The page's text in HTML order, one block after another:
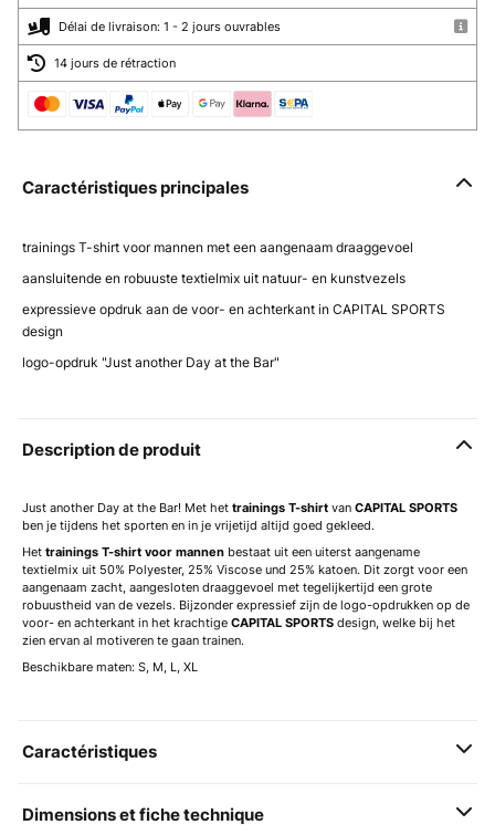
Délai de livraison: 1 - 2 jours ouvrables
14 jours de rétraction
Caractéristiques principales
trainings T-shirt voor mannen met een aangenaam draaggevoel
aansluitende en robuuste textielmix uit natuur- en kunstvezels
expressieve opdruk aan de voor- en achterkant in CAPITAL SPORTS
design
logo-opdruk "Just another Day at the Bar"
Description de produit
Just another Day at the Bar! Met het trainings T-shirt van CAPITAL SPORTS
ben je tijdens het sporten en in je vrijetijd altijd goed gekleed.
Het trainings T-shirt voor mannen bestaat uit een uiterst aangename
textielmix uit 50% Polyester, 25% Viscose und 25% katoen. Dit zorgt voor een
aangenaam zacht, aangesloten draaggevoel met tegelijkertijd een grote
robuustheid van de vezels. Bijzonder expressief zijn de logo-opdrukken op de
voor- en achterkant in het krachtige CAPITAL SPORTS design, welke bij het
zien ervan al motiveren te gaan trainen.
Beschikbare maten: S, M, L, XL
Caractéristiques
Dimensions et fiche technique